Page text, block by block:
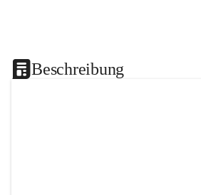
Beschreibung